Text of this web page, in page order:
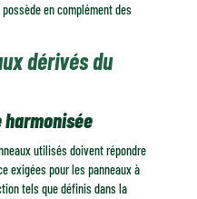
en complément des
dérivés du
harmonisée
utilisés doivent répondre
exigées pour les panneaux à
tels que définis dans la